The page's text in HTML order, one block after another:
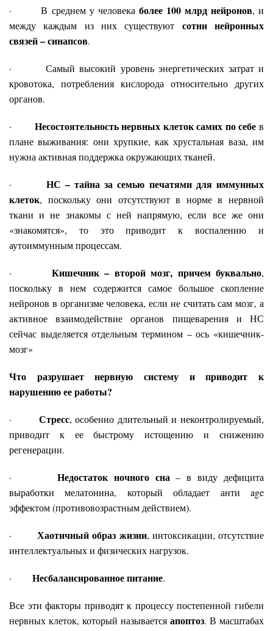
· В среднем у человека более 100 млрд нейронов, и
между каждым из них существуют сотни нейронных
связей – синапсов.
· Самый высокий уровень энергетических затрат и
кровотока, потребления кислорода относительно других
органов.
· Несостоятельность нервных клеток самих по себе в
плане выживания: они хрупкие, как хрустальная ваза, им
нужна активная поддержка окружающих тканей.
· НС – тайна за семью печатями для иммунных
клеток, поскольку они отсутствуют в норме в нервной
ткани и не знакомы с ней напрямую, если все же они
«знакомятся», то это приводит к воспалению и
аутоиммунным процессам.
· Кишечник – второй мозг, причем буквально,
поскольку в нем содержится самое большое скопление
нейронов в организме человека, если не считать сам мозг, а
активное взаимодействие органов пищеварения и НС
сейчас выделяется отдельным термином – ось «кишечник-
мозг»
Что разрушает нервную систему и приводит к
нарушению ее работы?
· Стресс, особенно длительный и неконтролируемый,
приводит к ее быстрому истощению и снижению
регенерации.
· Недостаток ночного сна – в виду дефицита
выработки мелатонина, который обладает анти age
эффектом (противовозрастным действием).
·Хаотичный образ жизни, интоксикации, отсутствие
интеллектуальных и физических нагрузок.
· Несбалансированное питание.
Все эти факторы приводят к процессу постепенной гибели
нервных клеток, который называется апоптоз. В масштабах